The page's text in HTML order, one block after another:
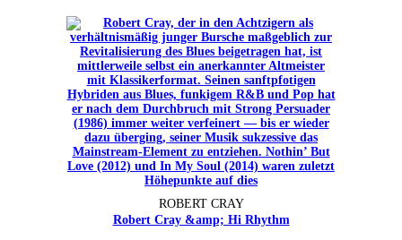
ROBERT CRAY
Robert Cray &amp; Hi Rhythm